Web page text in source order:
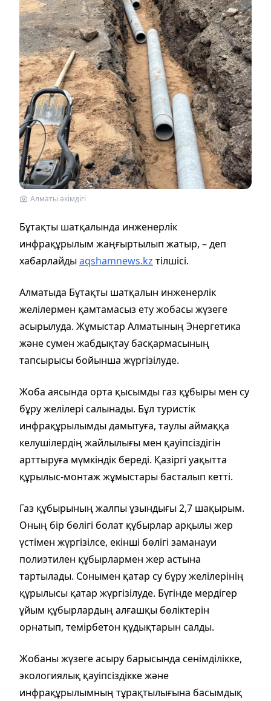
Алматы әкімдігі
Бұтақты шатқалында инженерлік
инфрақұрылым жаңғыртылып жатыр, – деп
хабарлайдыaqshamnews.kz тілшісі.
Алматыда Бұтақты шатқалын инженерлік
желілермен қамтамасыз ету жобасы жүзеге
асырылуда. Жұмыстар Алматының Энергетика
және сумен жабдықтау басқармасының
тапсырысы бойынша жүргізілуде.
Жоба аясында орта қысымды газ құбыры мен су
бұру желілері салынады. Бұл туристік
инфрақұрылымды дамытуға, таулы аймаққа
келушілердің жайлылығы мен қауіпсіздігін
арттыруға мүмкіндік береді. Қазіргі уақытта
құрылыс-монтаж жұмыстары басталып кетті.
Газ құбырының жалпы ұзындығы 2,7 шақырым.
Оның бір бөлігі болат құбырлар арқылы жер
үстімен жүргізілсе, екінші бөлігі заманауи
полиэтилен құбырлармен жер астына
тартылады. Сонымен қатар су бұру желілерінің
құрылысы қатар жүргізілуде. Бүгінде мердігер
ұйым құбырлардың алғашқы бөліктерін
орнатып, темірбетон құдықтарын салды.
Жобаны жүзеге асыру барысында сенімділікке,
экологиялық қауіпсіздікке және
инфрақұрылымның тұрақтылығына басымдық